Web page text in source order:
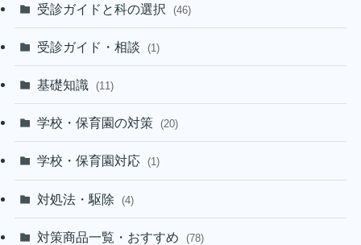
受診ガイドと科の選択 (46)
受診ガイド・相談 (1)
基礎知識 (11)
学校・保育園の対策 (20)
学校・保育園対応 (1)
対処法・駆除 (4)
対策商品一覧・おすすめ (78)